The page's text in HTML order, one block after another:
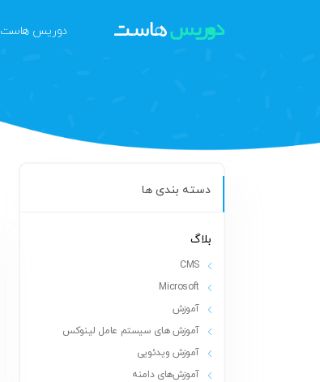
دوریس هاست
دسته بندی ها
بلاگ
CMS
Microsoft
آموزش
آموزش های سیستم عامل لینوکس
آموزش ویدئویی
آموزش‌های دامنه